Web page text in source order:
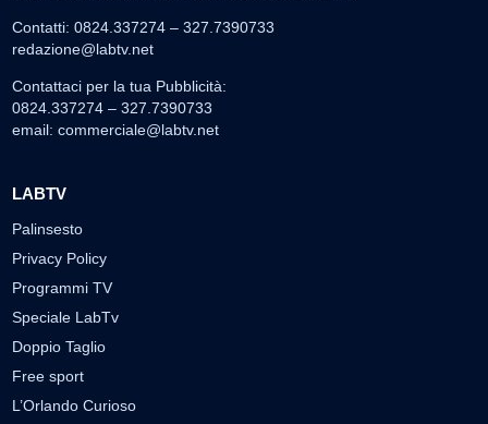
Contatti: 0824.337274 – 327.7390733
redazione@labtv.net
Contattaci per la tua Pubblicità:
0824.337274 – 327.7390733
email: commerciale@labtv.net
LABTV
Palinsesto
Privacy Policy
Programmi TV
Speciale LabTv
Doppio Taglio
Free sport
L’Orlando Curioso